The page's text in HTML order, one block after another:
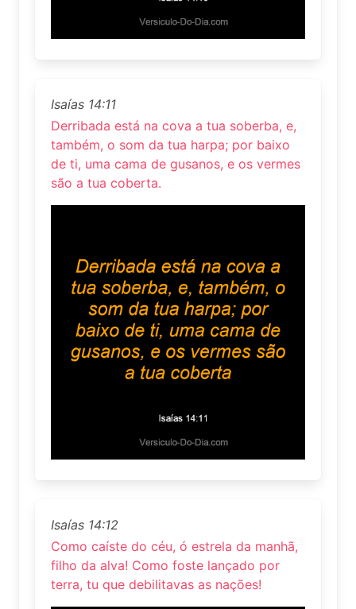
Isaías 14:11
Derribada está na cova a tua soberba, e,
também, o som da tua harpa; por baixo
de ti, uma cama de gusanos, e os vermes
são a tua coberta.
Isaías 14:12
Como caíste do céu, ó estrela da manhã,
filho da alva! Como foste lançado por
terra, tu que debilitavas as nações!